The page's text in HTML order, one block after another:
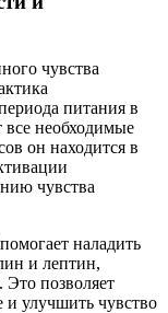
чувства
питания в
все необходимые
он находится в
чувства
наладить
и лептин,
Это позволяет
улучшить чувство